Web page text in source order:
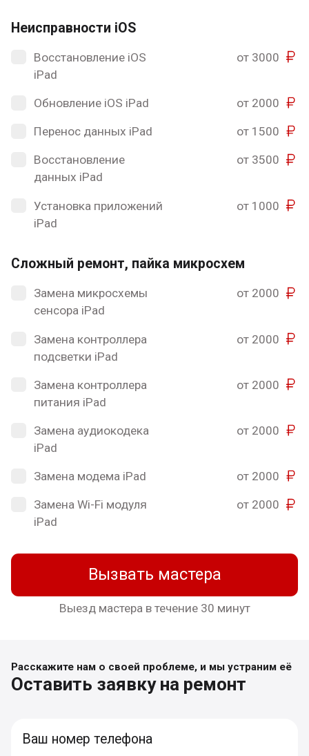
Неисправности iOS
Восстановление iOS
iPad
от 3000
Обновление iOS iPad от 2000
Перенос данных iPad от 1500
Восстановление
данных iPad
от 3500
Установка приложений
iPad
от 1000
Сложный ремонт, пайка микросхем
Замена микросхемы
сенсора iPad
от 2000
Замена контроллера
подсветки iPad
от 2000
Замена контроллера
питания iPad
от 2000
Замена аудиокодека
iPad
от 2000
Замена модема iPad от 2000
Замена Wi-Fi модуля
iPad
от 2000
Вызвать мастера
Выезд мастера в течение 30 минут
Расскажите нам о своей проблеме, и мы устраним её
Оставить заявку на ремонт
Ваш номер телефона